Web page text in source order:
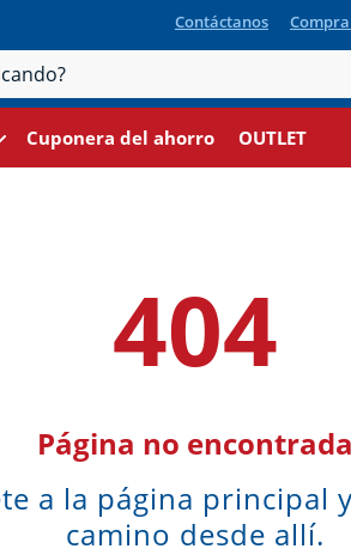
Contáctanos
Cuponera del ahorro OUTLET
404
Página no encontrada
a la página principal
camino desde allí.